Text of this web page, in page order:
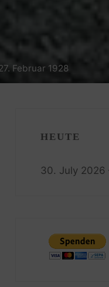
Februar 1928
HEUTE
30. July 2026